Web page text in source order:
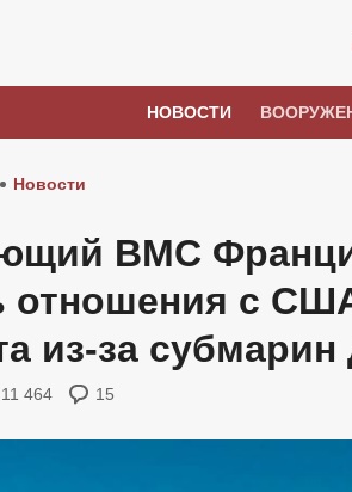
НОВОСТИ
Новости
ВМС
отношения с
из-за
11 464 15